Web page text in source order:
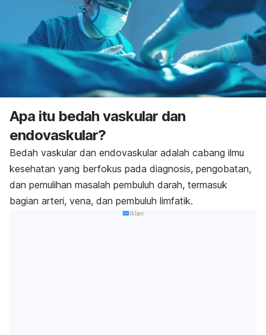
Apa itu bedah vaskular dan
endovaskular?
Bedah vaskular dan endovaskular adalah cabang ilmu
kesehatan yang berfokus pada diagnosis, pengobatan,
dan pemulihan masalah pembuluh darah, termasuk
bagian arteri, vena, dan pembuluh limfatik.
Iklan